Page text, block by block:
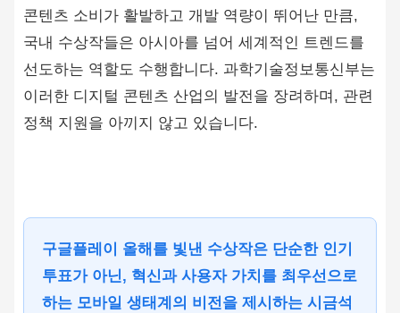
콘텐츠 소비가 활발하고 개발 역량이 뛰어난 만큼,
국내 수상작들은 아시아를 넘어 세계적인 트렌드를
선도하는 역할도 수행합니다. 과학기술정보통신부는
이러한 디지털 콘텐츠 산업의 발전을 장려하며, 관련
정책 지원을 아끼지 않고 있습니다.
구글플레이 올해를 빛낸 수상작은 단순한 인기
투표가 아닌, 혁신과 사용자 가치를 최우선으로
하는 모바일 생태계의 비전을 제시하는 시금석